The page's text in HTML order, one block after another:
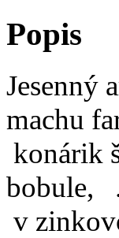
Popis
Jesenný
machu
konárik
bobule,
v